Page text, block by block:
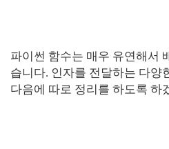
파이썬 함수는 매우 유연해서
습니다. 인자를 전달하는 다양
다음에 따로 정리를 하도록 하